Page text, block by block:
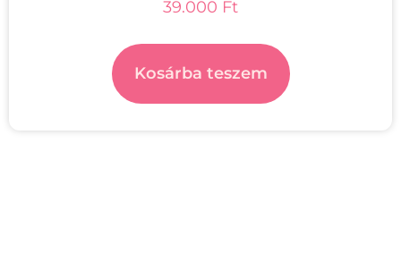
5.00
39.000 Ft
Kosárba teszem